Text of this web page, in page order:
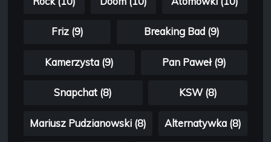
Friz (9) Breaking Bad (9)
Kamerzysta (9) Pan Paweł (9)
Snapchat (8) KSW (8)
Mariusz Pudzianowski (8) Alternatywka (8)